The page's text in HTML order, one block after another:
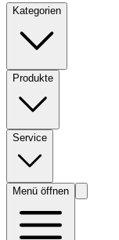
Kategorien
Produkte
Service
Menü öffnen